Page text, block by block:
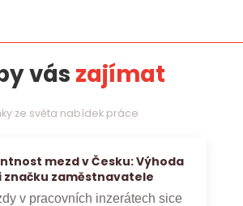
vás zajímat
ze světa nabídek práce
mezd v Česku: Výhoda
značku zaměstnavatele
v pracovních inzerátech sice